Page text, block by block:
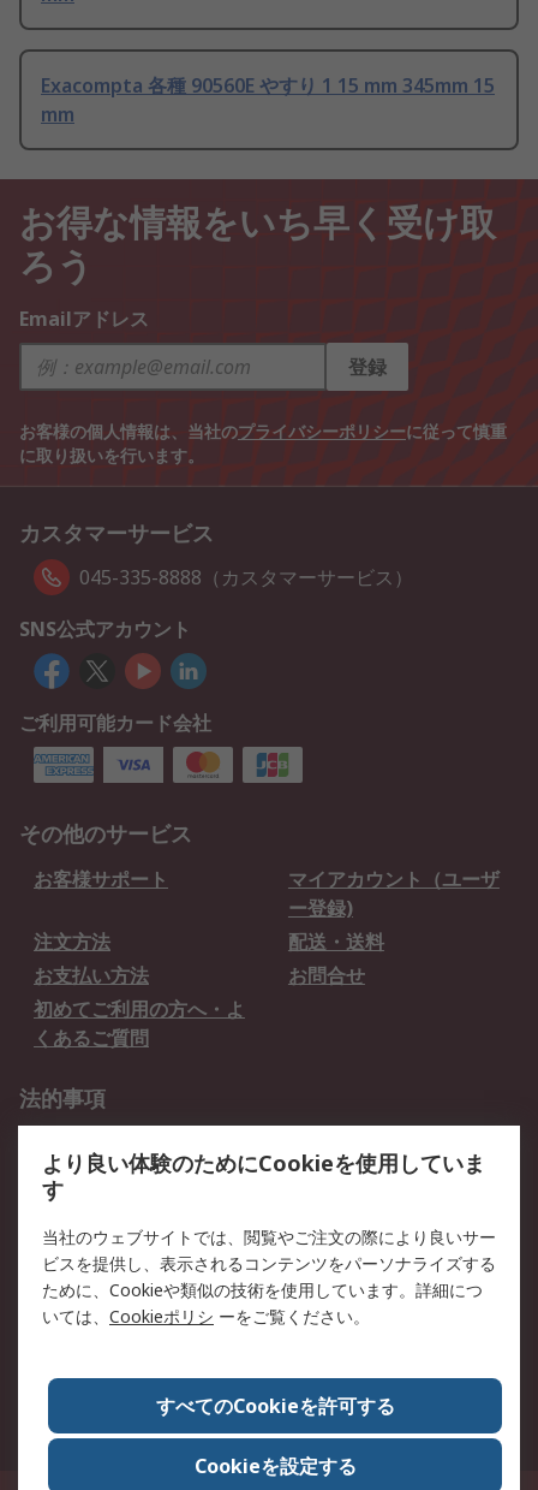
Exacompta 各種 90560E やすり 1 15 mm 345mm 15
mm
お得な情報をいち早く受け取
ろう
Emailアドレス
登録
お客様の個人情報は、当社のプライバシーポリシーに従って慎重
に取り扱いを行います。
カスタマーサービス
045-335-8888（カスタマーサービス）
SNS公式アカウント
ご利用可能カード会社
その他のサービス
お客様サポート
マイアカウント（ユーザ
ー登録)
注文方法
配送・送料
お支払い方法
お問合せ
初めてご利用の方へ・よ
くあるご質問
法的事項
クッキーポリシー
RSについて
会社概要
採用情報
プレスリリース＆お知ら
コーポレートサイト
全世界のRS
RSの歴史
ESGへの取り組み（英語）
認証について
より良い体験のためにCookieを使用していま
す
当社のウェブサイトでは、閲覧やご注文の際により良いサー
ビスを提供し、表示されるコンテンツをパーソナライズする
ために、Cookieや類似の技術を使用しています。詳細につ
いては、 Cookieポリシ ーをご覧ください。
すべてのCookieを許可する
Cookieを設定する